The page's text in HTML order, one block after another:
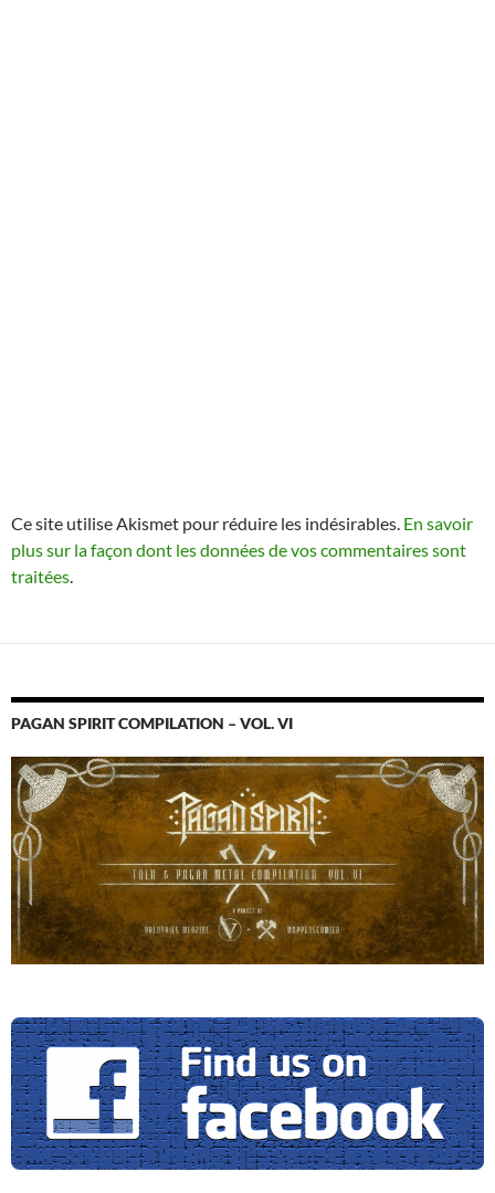
Ce site utilise Akismet pour réduire les indésirables. En savoir
plus sur la façon dont les données de vos commentaires sont
traitées.
PAGAN SPIRIT COMPILATION – VOL. VI